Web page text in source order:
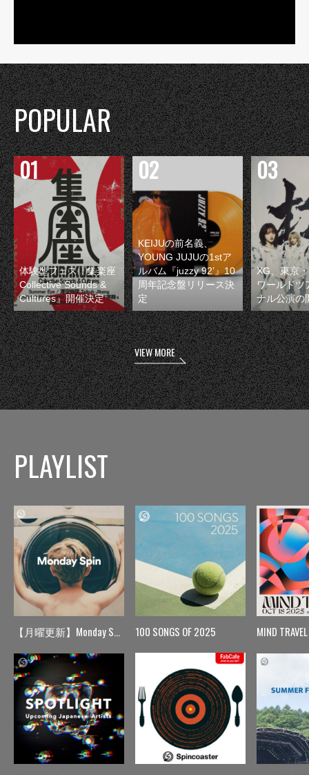
POPULAR
体験型フェス『集楽座
Collective Sounds &
Cultures』開催決定
KEIJUの前名義、
YOUNG JUJUの1stア
ルバム『juzzy 92’』10
周年記念盤リリース決
定
XG、東京
ワールドツ
ナル公演の
VIEW MORE
PLAYLIST
【月曜更新】Monday Spin 100 SONGS OF 2025 MIND TRAVEL